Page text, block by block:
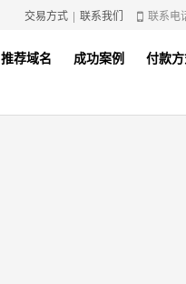
联系电
交易方式 | 联系我们
推荐域名 成功案例 付款